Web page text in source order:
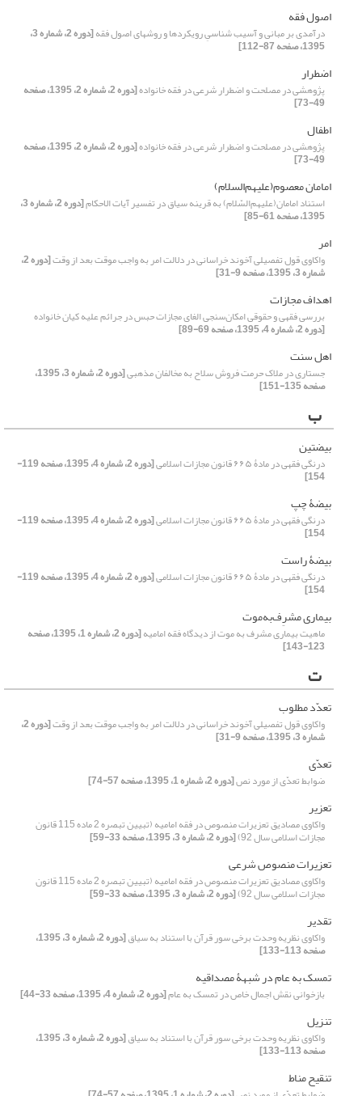
اصول فقه
درآمدی بر مبانی و آسیب شناسیِ رویکردها و روشهای اصول فقه [دوره 2، شماره 3،
1395، صفحه 87-112]
اضطرار
پژوهشی در مصلحت و اضطرار شرعی در فقه خانواده [دوره 2، شماره 2، 1395، صفحه
49-73]
اطفال
پژوهشی در مصلحت و اضطرار شرعی در فقه خانواده [دوره 2، شماره 2، 1395، صفحه
49-73]
امامان معصوم(علیهم‌السلام)
استناد امامان(علیهم‌السّلام) به قرینه سیاق در تفسیر آیات الاحکام [دوره 2، شماره 3،
1395، صفحه 61-85]
امر
واکاوی قول تفصیلی آخوند خراسانی در دلالت امر به واجب موقت بعد از وقت [دوره 2،
شماره 3، 1395، صفحه 9-31]
اهداف مجازات
بررسی فقهی و حقوقی امکان‌سنجی الغای مجازات حبس در جرائم‌ علیه کیان خانواده
[دوره 2، شماره 4، 1395، صفحه 69-89]
اهل سنت
جستاری در ملاک حرمت فروش سلاح به مخالفان مذهبی [دوره 2، شماره 3، 1395،
صفحه 135-151]
ب
بیضتین
درنگی فقهی در مادۀ ۶۶۵ قانون مجازات اسلامی [دوره 2، شماره 4، 1395، صفحه 119-
154]
بیضۀ چپ
درنگی فقهی در مادۀ ۶۶۵ قانون مجازات اسلامی [دوره 2، شماره 4، 1395، صفحه 119-
154]
بیضۀ راست
درنگی فقهی در مادۀ ۶۶۵ قانون مجازات اسلامی [دوره 2، شماره 4، 1395، صفحه 119-
154]
بیماری مشرِف‌به‌موت
ماهیت بیماری مشرف به موت از دیدگاه فقه امامیه [دوره 2، شماره 1، 1395، صفحه
123-143]
ت
تعدّد مطلوب
واکاوی قول تفصیلی آخوند خراسانی در دلالت امر به واجب موقت بعد از وقت [دوره 2،
شماره 3، 1395، صفحه 9-31]
تعدّی
ضوابط تعدّی از مورد نص[دوره 2، شماره 1، 1395، صفحه 57-74]
تعزیر
واکاوی مصادیق تعزیرات منصوص در فقه امامیه (تبیین تبصره 2 ماده 115 قانون
مجازات اسلامی سال 92) [دوره 2، شماره 3، 1395، صفحه 33-59]
تعزیرات منصوص شرعی
واکاوی مصادیق تعزیرات منصوص در فقه امامیه (تبیین تبصره 2 ماده 115 قانون
مجازات اسلامی سال 92) [دوره 2، شماره 3، 1395، صفحه 33-59]
تقدیر
واکاوی نظریه وحدت برخی سور قرآن با استناد به سیاق [دوره 2، شماره 3، 1395،
صفحه 113-133]
تمسک به عام در شبهۀ مصداقیه
بازخوانی نقش اجمال خاص در تمسک به عام[دوره 2، شماره 4، 1395، صفحه 33-44]
تنزیل
واکاوی نظریه وحدت برخی سور قرآن با استناد به سیاق [دوره 2، شماره 3، 1395،
صفحه 113-133]
تنقیح مناط